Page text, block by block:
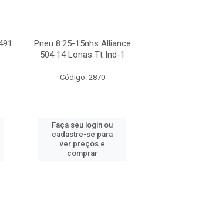
Pneu 8.25-15nhs Alliance
504 14 Lonas Tt Ind-1
Código: 2870
Faça seu login ou
cadastre-se para
ver preços e
comprar